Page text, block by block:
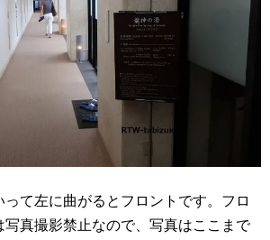
て左に曲がるとフロントです。フロ
写真撮影禁止なので、写真はここまで